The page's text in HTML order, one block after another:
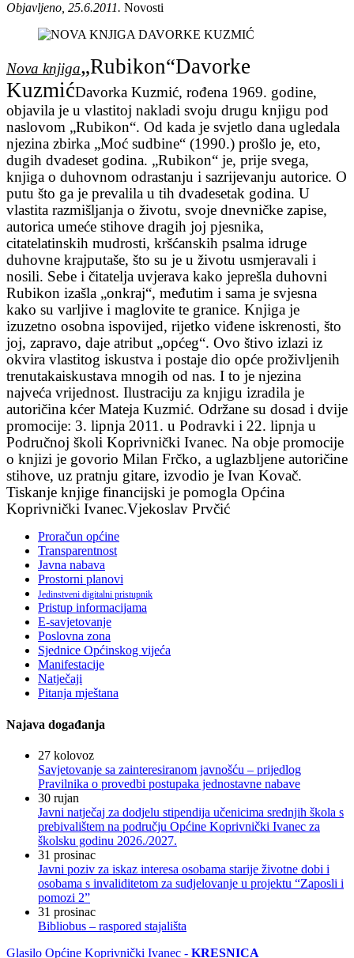
Objavljeno, 25.6.2011. Novosti
Nova knjiga„Rubikon“Davorke
KuzmićDavorka Kuzmić, rođena 1969. godine,
objavila je u vlastitoj nakladi svoju drugu knjigu pod
naslovom „Rubikon“. Od kada je svjetlo dana ugledala
njezina zbirka „Moć sudbine“ (1990.) prošlo je, eto,
dugih dvadeset godina. „Rubikon“ je, prije svega,
knjiga o duhovnom odrastanju i sazrijevanju autorice. O
putu što ga je prevalila u tih dvadesetak godina. U
vlastita razmišljanja o životu, svoje dnevničke zapise,
autorica umeće stihove dragih joj pjesnika,
citatelatinskih mudrosti, kršćanskih psalma idruge
duhovne krajputaše, što su je u životu usmjeravali i
nosili. Sebe i čitatelja uvjerava kako jeprešla duhovni
Rubikon izašla „onkraj“, međutim i sama je svjesna
kako su varljive i maglovite te granice. Knjiga je
izuzetno osobna ispovijed, rijetko viđene iskrenosti, što
joj, zapravo, daje atribut „općeg“. Ovo štivo izlazi iz
okvira vlastitog iskustva i postaje dio opće proživljenih
trenutakaiskustava mnogih od nas. I to je njezina
najveća vrijednost. Ilustraciju za knjigu izradila je
autoričina kćer Mateja Kuzmić. Održane su dosad i dvije
promocije: 3. lipnja 2011. u Podravki i 22. lipnja u
Područnoj školi Koprivnički Ivanec. Na obje promocije
o knjizi je govorio Milan Frčko, a uglazbljene autoričine
stihove, uz pratnju gitare, izvodio je Ivan Kovač.
Tiskanje knjige financijski je pomogla Općina
Koprivnički Ivanec.Vjekoslav Prvčić
Proračun općine
Transparentnost
Javna nabava
Prostorni planovi
Jedinstveni digitalni pristupnik
Pristup informacijama
E-savjetovanje
Poslovna zona
Sjednice Općinskog vijeća
Manifestacije
Natječaji
Pitanja mještana
Najava događanja
27 kolovoz
Savjetovanje sa zainteresiranom javnošću – prijedlog
Pravilnika o provedbi postupaka jednostavne nabave
30 rujan
Javni natječaj za dodjelu stipendija učenicima srednjih škola s
prebivalištem na području Općine Koprivnički Ivanec za
školsku godinu 2026./2027.
31 prosinac
Javni poziv za iskaz interesa osobama starije životne dobi i
osobama s invaliditetom za sudjelovanje u projektu “Zaposli i
pomozi 2”
31 prosinac
Bibliobus – raspored stajališta
Glasilo Općine Koprivnički Ivanec - KRESNICA